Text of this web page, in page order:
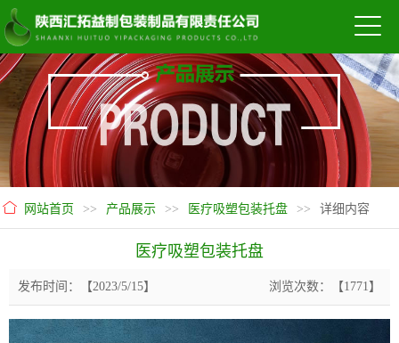
网站首页 >> 产品展示 >> 医疗吸塑包装托盘 >> 详细内容
医疗吸塑包装托盘
发布时间：【2023/5/15】 浏览次数：【1771】